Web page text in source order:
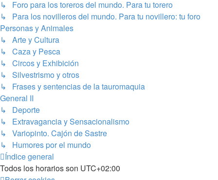
↳ Foro para los toreros del mundo. Para tu torero
↳ Para los novilleros del mundo. Para tu novillero: tu foro
Personas y Animales
↳ Arte y Cultura
↳ Caza y Pesca
↳ Circos y Exhibición
↳ Silvestrismo y otros
↳ Frases y sentencias de la tauromaquia
General II
↳ Deporte
↳ Extravagancia y Sensacionalismo
↳ Variopinto. Cajón de Sastre
↳ Humores por el mundo
Índice general
Todos los horarios son UTC+02:00